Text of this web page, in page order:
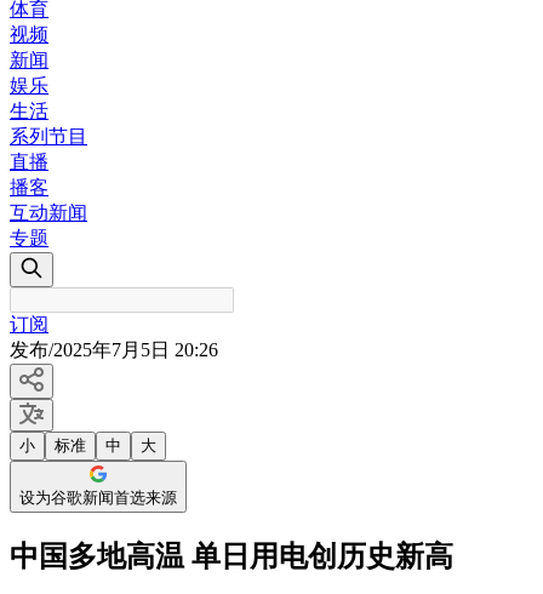
体育
视频
新闻
娱乐
生活
系列节目
直播
播客
互动新闻
专题
订阅
发布/2025年7月5日 20:26
小 标准 中 大
设为谷歌新闻首选来源
中国多地高温 单日用电创历史新高